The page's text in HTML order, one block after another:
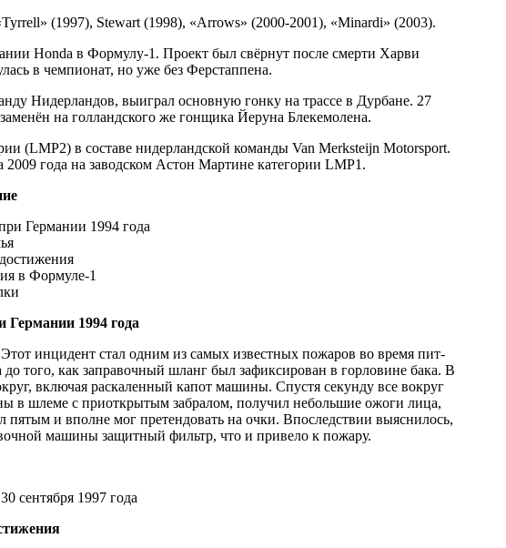
(1997), Stewart (1998), «Arrows» (2000-2001), «Minardi» (2003).
Honda в Формулу-1. Проект был свёрнут после смерти Харви
в чемпионат, но уже без Ферстаппена.
Нидерландов, выиграл основную гонку на трассе в Дурбане. 27
на голландского же гонщика Йеруна Блекемолена.
(LMP2) в составе нидерландской команды Van Merksteijn Motorsport.
года на заводском Астон Мартине категории LMP1.
Германии 1994 года
в Формуле-1
Германии 1994 года
инцидент стал одним из самых известных пожаров во время пит-
того, как заправочный шланг был зафиксирован в горловине бака. В
включая раскаленный капот машины. Спустя секунду все вокруг
в шлеме с приоткрытым забралом, получил небольшие ожоги лица,
и вполне мог претендовать на очки. Впоследствии выяснилось,
машины защитный фильтр, что и привело к пожару.
сентября 1997 года